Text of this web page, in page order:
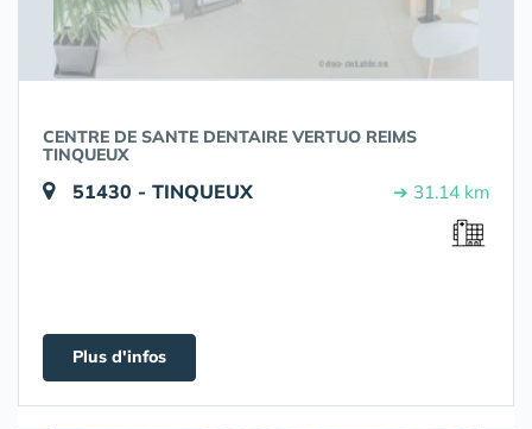
CENTRE DE SANTE DENTAIRE VERTUO REIMS
TINQUEUX
51430 - TINQUEUX ➔ 31.14 km
Plus d'infos